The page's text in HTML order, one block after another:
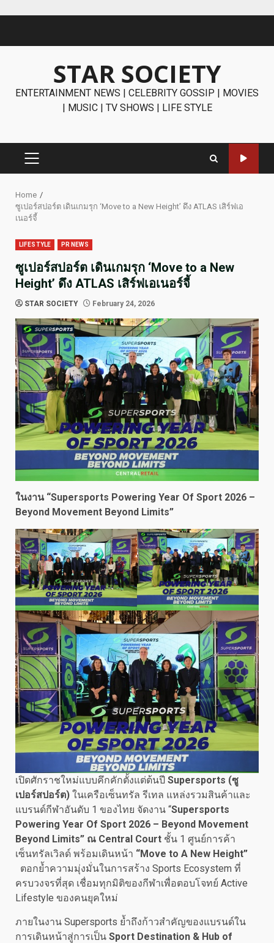
STAR SOCIETY
ENTERTAINMENT NEWS | CELEBRITY GOSSIP | MOVIES
| MUSIC | TV SHOWS | LIFE STYLE
PRIMARY
Home
ซูเปอร์สปอร์ต เดินเกมรุก ‘Move to a New Height’ ดึง ATLAS เสิร์ฟเอ
เนอร์จี้
LIFESTYLE PR NEWS
ซูเปอร์สปอร์ต เดินเกมรุก ‘Move to a New
Height’ ดึง ATLAS เสิร์ฟเอเนอร์จี้
STAR SOCIETY February 24, 2026
ในงาน “Supersports Powering Year Of Sport 2026 –
Beyond Movement Beyond Limits”
เปิดศักราชใหม่แบบคึกคักตั้งแต่ต้นปี Supersports (ซู
เปอร์สปอร์ต) ในเครือเซ็นทรัล รีเทล แหล่งรวมสินค้าและ
แบรนด์กีฬาอันดับ 1 ของไทย จัดงาน “Supersports
Powering Year Of Sport 2026 – Beyond Movement
Beyond Limits” ณ Central Court ชั้น 1 ศูนย์การค้า
เซ็นทรัลเวิลด์ พร้อมเดินหน้า “Move to A New Height”
ตอกย้ำความมุ่งมั่นในการสร้าง Sports Ecosystem ที่
ครบวงจรที่สุด เชื่อมทุกมิติของกีฬาเพื่อตอบโจทย์ Active
Lifestyle ของคนยุคใหม่
ภายในงาน Supersports ย้ำถึงก้าวสำคัญของแบรนด์ใน
การเดินหน้าสู่การเป็น Sport Destination & Hub of